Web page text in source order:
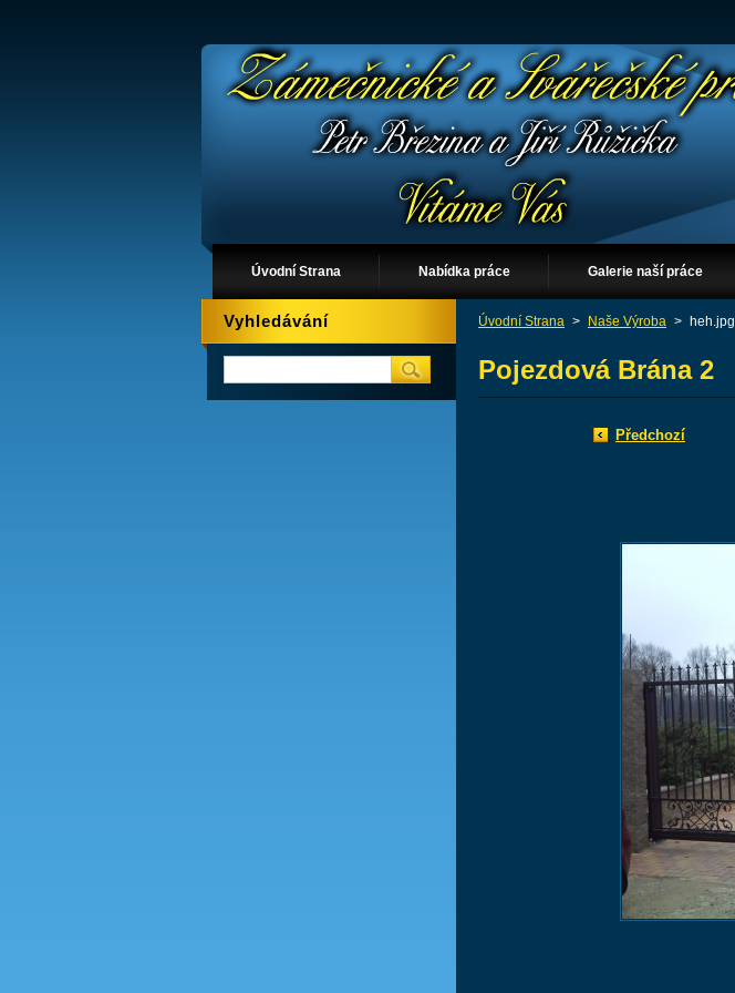
Úvodní Strana Nabídka práce Galerie naší práce
Úvodní Strana > Naše Výroba > heh.jpg
Pojezdová Brána 2
Předchozí
Vyhledávání